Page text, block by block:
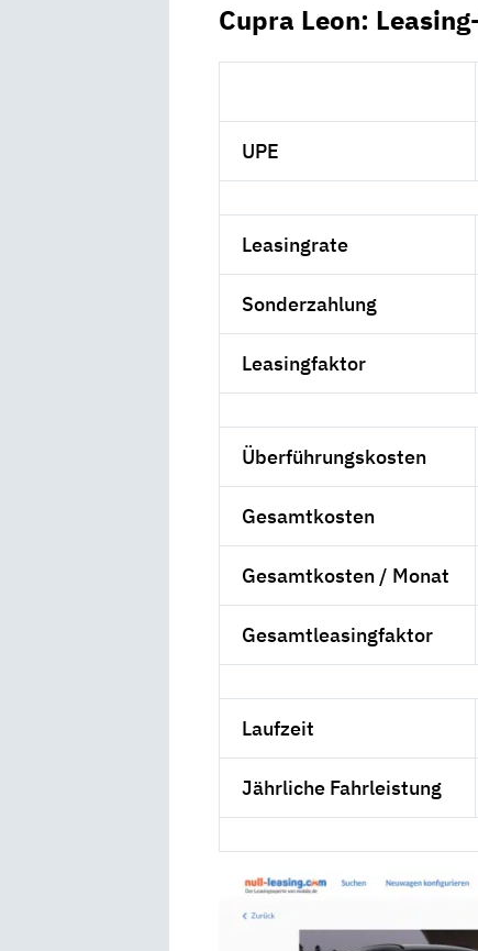
Cupra Leon:
UPE
Leasingrate
Sonderzahlung
Leasingfaktor
Überführungskosten
Gesamtkosten
Gesamtkosten / Monat
Gesamtleasingfaktor
Laufzeit
Jährliche Fahrleistung